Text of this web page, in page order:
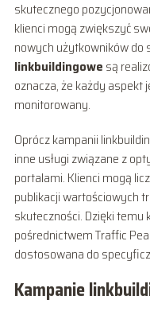
skutecznego
klienci mogą zwiększyć
nowych użytkowników do
linkbuildingowe są
oznacza, że każdy
monitorowany.
Oprócz kampanii
inne usługi związane z
portalami. Klienci mogą
publikacji wartościowych
skuteczności. Dzięki temu
pośrednictwem Traffic
dostosowana do
Kampanie